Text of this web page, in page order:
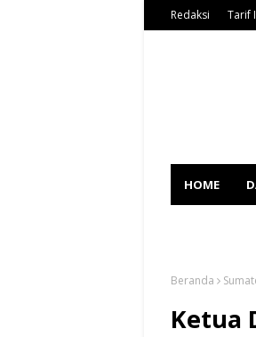
Redaksi Tarif
HOME
Beranda
Ketua